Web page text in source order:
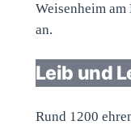
Weisenheim am
an.
Leib und
Rund 1200